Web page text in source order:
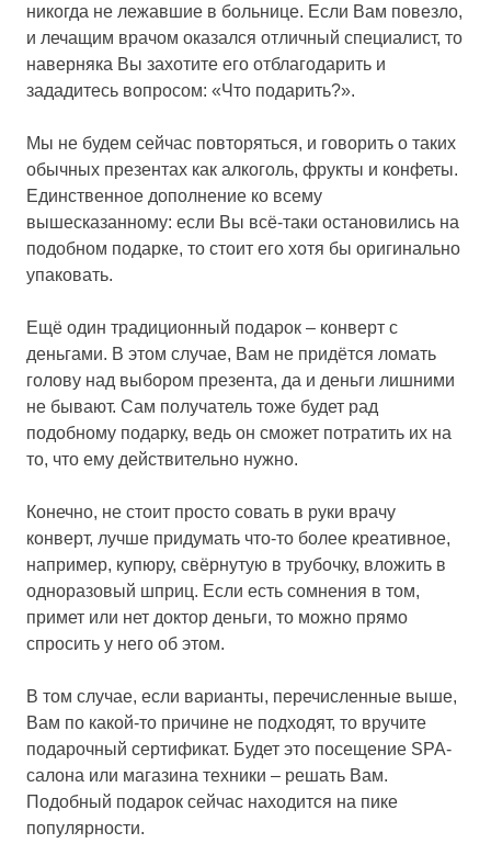
никогда не лежавшие в больнице. Если Вам повезло,
и лечащим врачом оказался отличный специалист, то
наверняка Вы захотите его отблагодарить и
зададитесь вопросом: «Что подарить?».
Мы не будем сейчас повторяться, и говорить о таких
обычных презентах как алкоголь, фрукты и конфеты.
Единственное дополнение ко всему
вышесказанному: если Вы всё-таки остановились на
подобном подарке, то стоит его хотя бы оригинально
упаковать.
Ещё один традиционный подарок – конверт с
деньгами. В этом случае, Вам не придётся ломать
голову над выбором презента, да и деньги лишними
не бывают. Сам получатель тоже будет рад
подобному подарку, ведь он сможет потратить их на
то, что ему действительно нужно.
Конечно, не стоит просто совать в руки врачу
конверт, лучше придумать что-то более креативное,
например, купюру, свёрнутую в трубочку, вложить в
одноразовый шприц. Если есть сомнения в том,
примет или нет доктор деньги, то можно прямо
спросить у него об этом.
В том случае, если варианты, перечисленные выше,
Вам по какой-то причине не подходят, то вручите
подарочный сертификат. Будет это посещение SPA-
салона или магазина техники – решать Вам.
Подобный подарок сейчас находится на пике
популярности.